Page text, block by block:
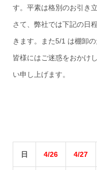
す。平素は格別のお引き
さて、弊社では下記の日
きます。また5/1 は棚卸
皆様にはご迷惑をおかけ
い申し上げます。
日 4/26 4/27